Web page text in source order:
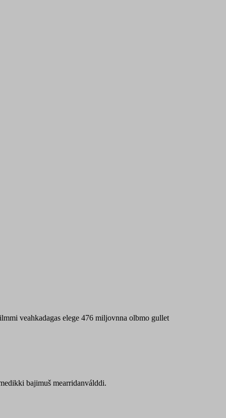
veahkadagas elege 476 miljovnna olbmo gullet
bajimuš mearridanválddi.